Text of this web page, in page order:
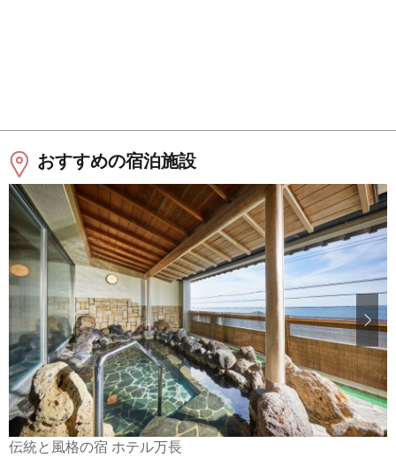
おすすめの宿泊施設
伝統と風格の宿 ホテル万長